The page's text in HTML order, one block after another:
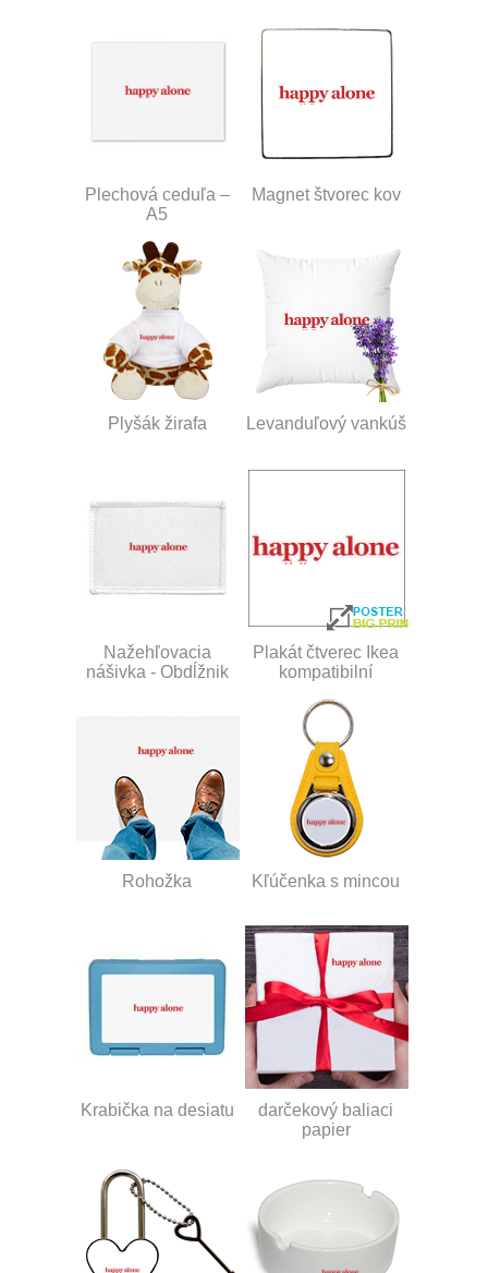
Plechová ceduľa –
A5
Magnet štvorec kov
Plyšák žirafa Levanduľový vankúš
Nažehľovacia
nášivka - Obdĺžnik
Plakát čtverec Ikea
kompatibilní
Rohožka Kľúčenka s mincou
Krabička na desiatu
darčekový baliaci
papier